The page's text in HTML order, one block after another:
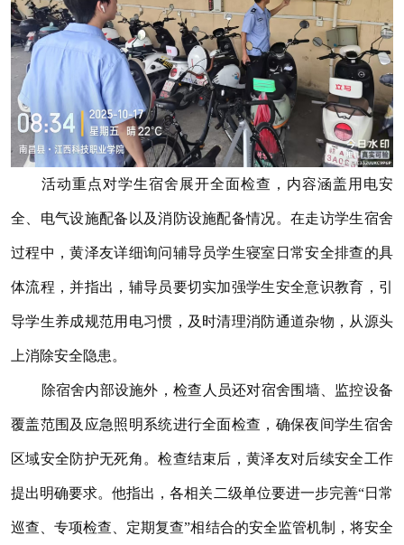
活动重点对学生宿舍展开全面检查，内容涵盖用电安
全、电气设施配备以及消防设施配备情况。在走访学生宿舍
过程中，黄泽友详细询问辅导员学生寝室日常安全排查的具
体流程，并指出，辅导员要切实加强学生安全意识教育，引
导学生养成规范用电习惯，及时清理消防通道杂物，从源头
上消除安全隐患。
除宿舍内部设施外，检查人员还对宿舍围墙、监控设备
覆盖范围及应急照明系统进行全面检查，确保夜间学生宿舍
区域安全防护无死角。检查结束后，黄泽友对后续安全工作
提出明确要求。他指出，各相关二级单位要进一步完善“日常
巡查、专项检查、定期复查”相结合的安全监管机制，将安全